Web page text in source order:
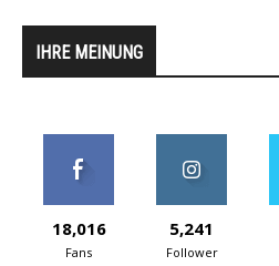
IHRE MEINUNG
18,016
Fans
5,241
Follower